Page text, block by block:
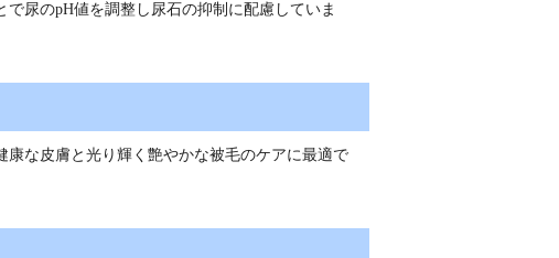
尿のpH値を調整し尿石の抑制に配慮していま
な皮膚と光り輝く艶やかな被毛のケアに最適で